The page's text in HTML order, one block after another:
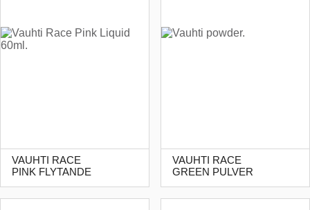
VAUHTI RACE
PINK FLYTANDE
VAUHTI RACE
GREEN PULVER